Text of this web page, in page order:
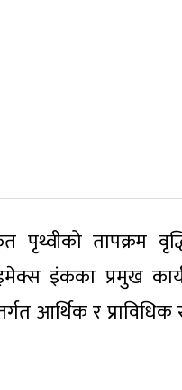
पृथ्वीको तापक्रम
इंकका प्रमुख
आर्थिक र प्राविधिक